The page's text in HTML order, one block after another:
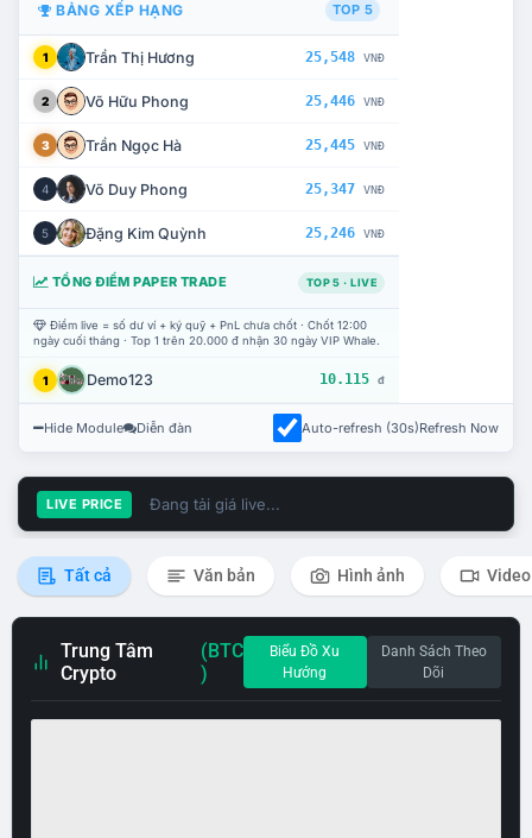
BẢNG XẾP HẠNG TOP 5
1 Trần Thị Hương 25,548 VNĐ
2 Võ Hữu Phong 25,446 VNĐ
3 Trần Ngọc Hà 25,445 VNĐ
4 Võ Duy Phong 25,347 VNĐ
5 Đặng Kim Quỳnh 25,246 VNĐ
TỔNG ĐIỂM PAPER TRADE TOP 5 · LIVE
Điểm live = số dư ví + ký quỹ + PnL chưa chốt · Chốt 12:00
ngày cuối tháng · Top 1 trên 20.000 đ nhận 30 ngày VIP Whale.
1 Demo123 10.115 đ
Hide Module Diễn đàn Auto-refresh (30s)Refresh Now
LIVE PRICE Đang tải giá live...
Tất cả Văn bản Hình ảnh Video
Trung Tâm
Crypto
(BTC
)
Biểu Đồ Xu
Hướng
Danh Sách Theo
Dõi